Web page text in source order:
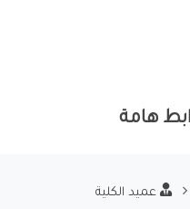
هامة
عميد الكلية